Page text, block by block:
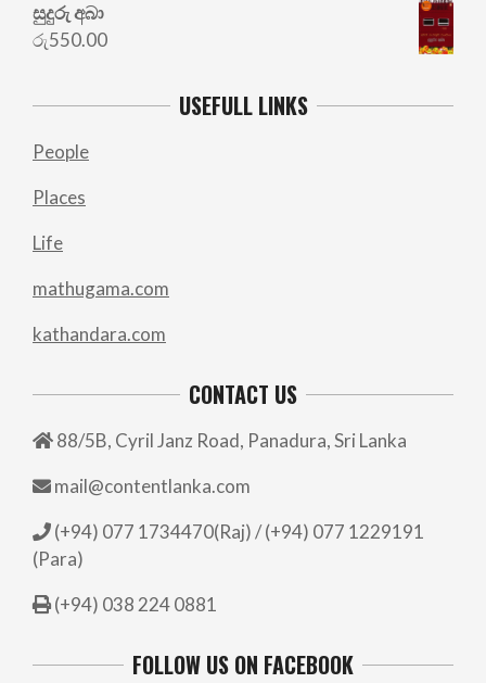
සුදුරු අබා
රු550.00
USEFULL LINKS
People
Places
Life
mathugama.com
kathandara.com
CONTACT US
88/5B, Cyril Janz Road, Panadura, Sri Lanka
mail@contentlanka.com
(+94) 077 1734470(Raj) / (+94) 077 1229191
(Para)
(+94) 038 224 0881
FOLLOW US ON FACEBOOK